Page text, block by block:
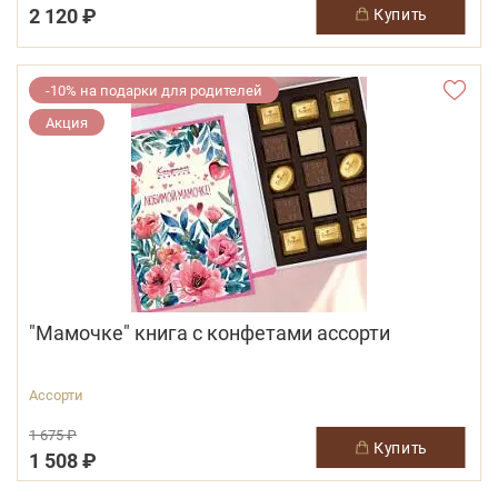
2 120 ₽ купить
-10% на подарки для родителей
Акция
"Мамочке" книга с конфетами ассорти
Ассорти
1 675 ₽
1 508 ₽
купить